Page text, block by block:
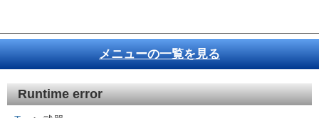
メニューの一覧を見る
Runtime error